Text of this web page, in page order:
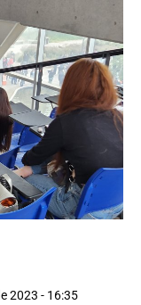
2023 - 16:35